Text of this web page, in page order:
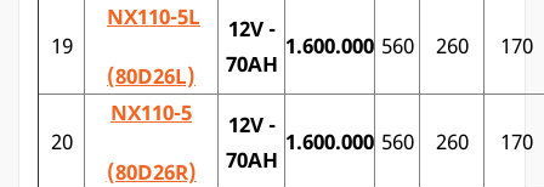
19
NX110-5L
(80D26L)
12V -
70AH
1.600.000 560 260 170
20
NX110-5
(80D26R)
12V -
70AH
1.600.000 560 260 170